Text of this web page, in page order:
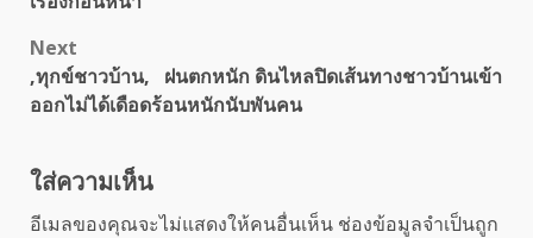
Next
,ทุกข์ชาวบ้าน, ฝนตกหนัก ดินไหลปิดเส้นทางชาวบ้านเข้า
ออกไม่ได้เดือดร้อนหนักนับพันคน
ใส่ความเห็น
อีเมลของคุณจะไม่แสดงให้คนอื่นเห็น ช่องข้อมูลจำเป็นถูก